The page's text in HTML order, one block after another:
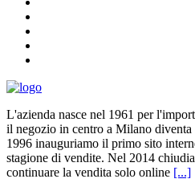
L'azienda nasce nel 1961 per
il negozio in centro a Milano
1996 inauguriamo il primo sito
stagione di vendite. Nel 2014
continuare la vendita solo online [...]